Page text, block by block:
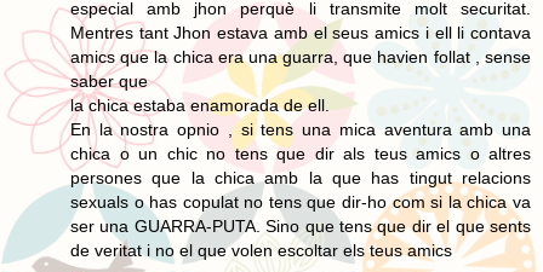
especial amb jhon perquè li transmite molt securitat.
Mentres tant Jhon estava amb el seus amics i ell li contava
amics que la chica era una guarra, que havien follat , sense
saber que
la chica estaba enamorada de ell.
En la nostra opnio , si tens una mica aventura amb una
chica o un chic no tens que dir als teus amics o altres
persones que la chica amb la que has tingut relacions
sexuals o has copulat no tens que dir-ho com si la chica va
ser una GUARRA-PUTA. Sino que tens que dir el que sents
de veritat i no el que volen escoltar els teus amics